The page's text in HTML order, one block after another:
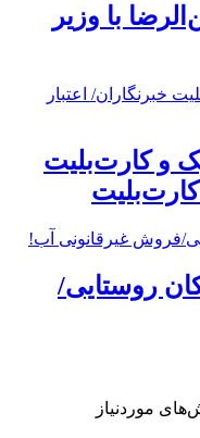
با وزیر
و کارت‌بلیت
کارت‌بلیت
روستایی/
موردنیاز